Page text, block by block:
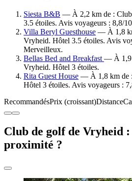
Siesta B&B — À 2,2 km de :
3.5 étoiles. Avis voyageurs : 8,8/
Villa Beryl Guesthouse — À 1,8
Vryheid. Hôtel 3.5 étoiles. Avis
Merveilleux.
Bellas Bed and Breakfast — À 1,9
Vryheid. Hôtel 3 étoiles.
Rita Guest House — À 1,8 km de
Hôtel 3 étoiles. Avis voyageurs :
RecommandésPrix (croissant)Distance
Club de golf de Vryheid
proximité ?